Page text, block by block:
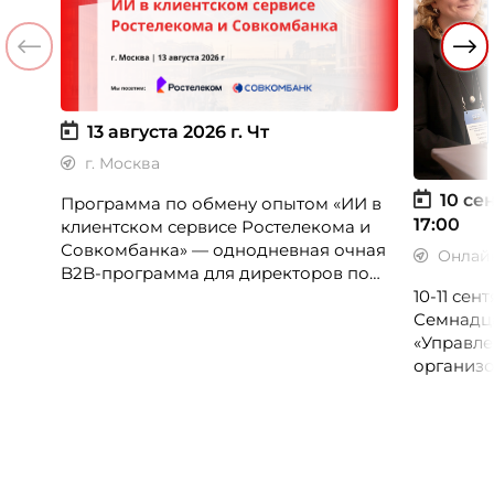
13 августа 2026 г. Чт
г. Москва
Программа по обмену опытом «ИИ в
клиентском сервисе Ростелекома и
Совкомбанка» — однодневная очная
B2B-программа для директоров по
10
17:00
10-11